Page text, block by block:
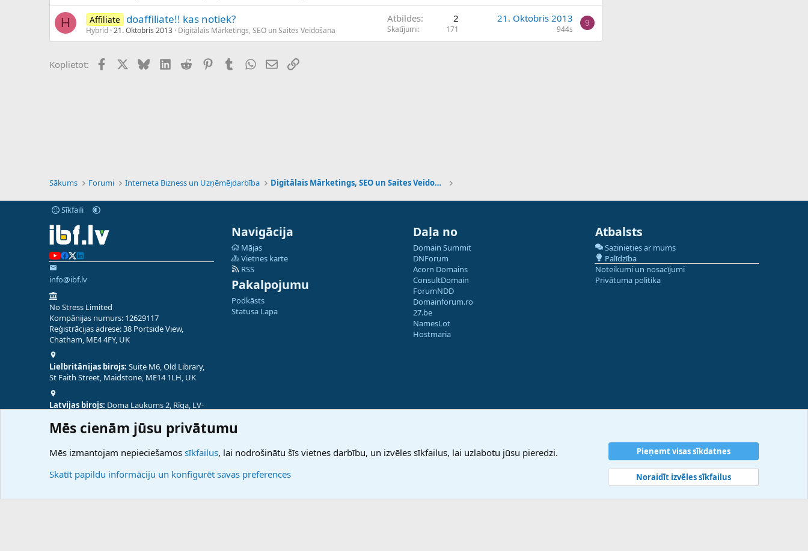
H Affiliate doaffiliate!! kas notiek?
Hybrid 21. Oktobris 2013 Digitālais Mārketings, SEO un Saites Veidošana
Atbildes 2
Skatījumi 171
21. Oktobris 2013
944s
9
Koplietot: FacebookX (Twitter)
BlueskyLinkedIn
Reddit PinterestTumblrWhatsApp
E-pastsSaiti
Sākums Forumi Interneta Bizness un Uzņēmējdarbība Digitālais Mārketings, SEO un Saites Veidošana
Sīkfaili
info@ibf.lv
No Stress Limited
Kompānijas numurs: 12629117
Reģistrācijas adrese: 38 Portside View,
Chatham, ME4 4FY, UK
Lielbritānijas birojs: Suite M6, Old Library,
St Faith Street, Maidstone, ME14 1LH, UK
Latvijas birojs: Doma Laukums 2, Rīga, LV-
Navigācija
Mājas
Vietnes karte
RSS
Pakalpojumu
Podkāsts
Statusa Lapa
Daļa no
Domain Summit
DNForum
Acorn Domains
ConsultDomain
ForumNDD
Domainforum.ro
27.be
NamesLot
Hostmaria
Atbalsts
Sazinieties ar mums
Palīdzība
Noteikumi un nosacījumi
Privātuma politika
Mēs cienām jūsu privātumu
Mēs izmantojam nepieciešamos sīkfailus, lai nodrošinātu šīs vietnes darbību, un izvēles sīkfailus, lai uzlabotu jūsu pieredzi.
Skatīt papildu informāciju un konfigurēt savas preferences
Pieņemt visas sīkdatnes
Noraidīt izvēles sīkfailus